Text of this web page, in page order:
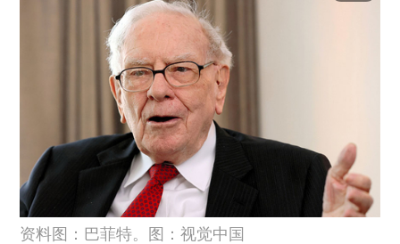
资料图：巴菲特。图：视觉中国